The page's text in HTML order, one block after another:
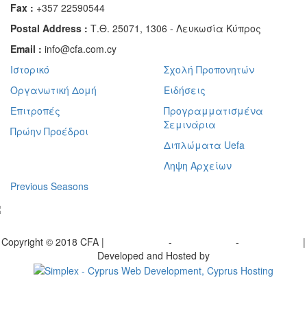
Fax : +357 22590544
Postal Address : Τ.Θ. 25071, 1306 - Λευκωσία Κύπρος
Email : info@cfa.com.cy
Ιστορικό
Οργανωτική Δομή
Επιτροπές
Πρώην Προέδροι
Σχολή Προπονητών
Ειδήσεις
Προγραμματισμένα
Σεμινάρια
Διπλώματα Uefa
Ληψη Αρχείων
Previous Seasons
Copyright © 2018 CFA | - -
|
Developed and Hosted by